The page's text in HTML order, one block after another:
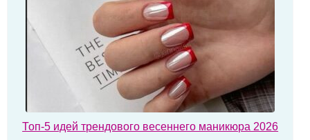
Топ-5 идей трендового весеннего маникюра 2026